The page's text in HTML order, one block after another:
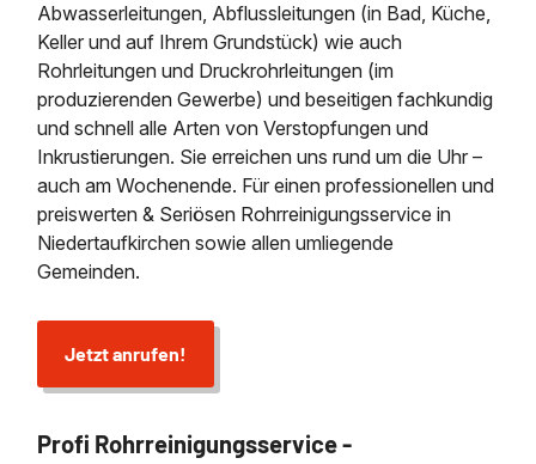
Abwasserleitungen, Abflussleitungen (in Bad, Küche,
Keller und auf Ihrem Grundstück) wie auch
Rohrleitungen und Druckrohrleitungen (im
produzierenden Gewerbe) und beseitigen fachkundig
und schnell alle Arten von Verstopfungen und
Inkrustierungen. Sie erreichen uns rund um die Uhr –
auch am Wochenende. Für einen professionellen und
preiswerten & Seriösen Rohrreinigungsservice in
Niedertaufkirchen sowie allen umliegende
Gemeinden.
Jetzt anrufen!
Profi Rohrreinigungsservice -